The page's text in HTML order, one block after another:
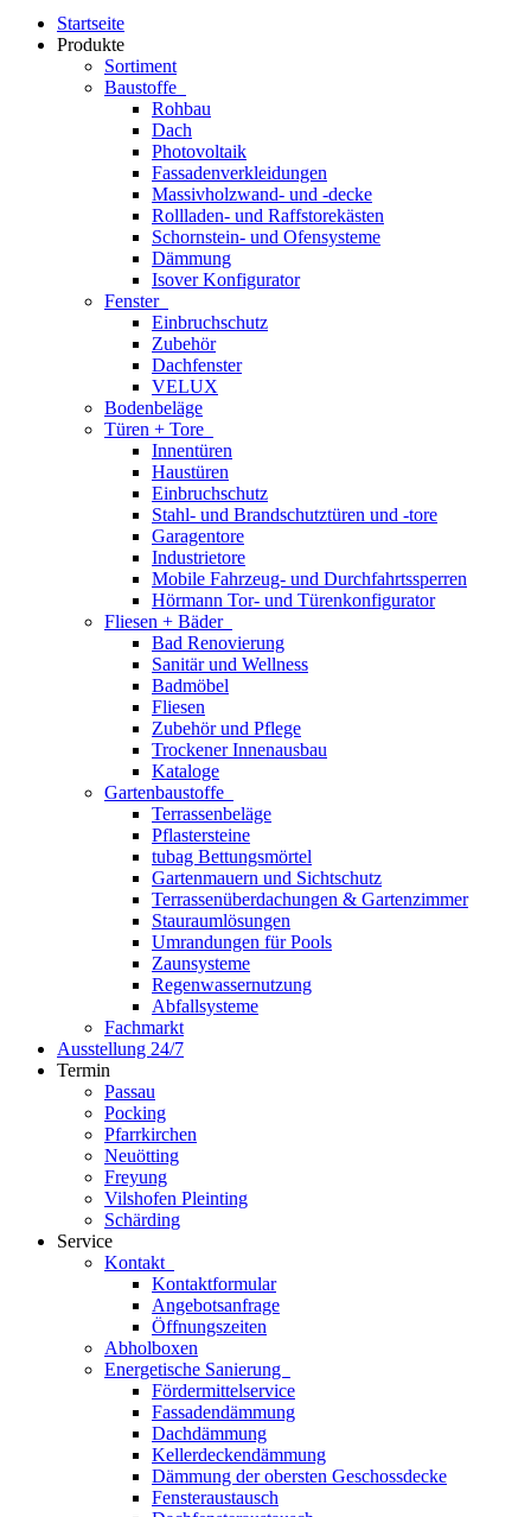
Startseite
Produkte
Sortiment
Baustoffe
Rohbau
Dach
Photovoltaik
Fassadenverkleidungen
Massivholzwand- und -decke
Rollladen- und Raffstorekästen
Schornstein- und Ofensysteme
Dämmung
Isover Konfigurator
Fenster
Einbruchschutz
Zubehör
Dachfenster
VELUX
Bodenbeläge
Türen + Tore
Innentüren
Haustüren
Einbruchschutz
Stahl- und Brandschutztüren und -tore
Garagentore
Industrietore
Mobile Fahrzeug- und Durchfahrtssperren
Hörmann Tor- und Türenkonfigurator
Fliesen + Bäder
Bad Renovierung
Sanitär und Wellness
Badmöbel
Fliesen
Zubehör und Pflege
Trockener Innenausbau
Kataloge
Gartenbaustoffe
Terrassenbeläge
Pflastersteine
tubag Bettungsmörtel
Gartenmauern und Sichtschutz
Terrassenüberdachungen & Gartenzimmer
Stauraumlösungen
Umrandungen für Pools
Zaunsysteme
Regenwassernutzung
Abfallsysteme
Fachmarkt
Ausstellung 24/7
Termin
Passau
Pocking
Pfarrkirchen
Neuötting
Freyung
Vilshofen Pleinting
Schärding
Service
Kontakt
Kontaktformular
Angebotsanfrage
Öffnungszeiten
Abholboxen
Energetische Sanierung
Fördermittelservice
Fassadendämmung
Dachdämmung
Kellerdeckendämmung
Dämmung der obersten Geschossdecke
Fensteraustausch